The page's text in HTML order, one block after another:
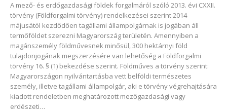
A mező- és erdőgazdasági földek forgalmáról szóló 2013. évi CXXII.
törvény (Földforgalmi törvény) rendelkezései szerint 2014
májusától kezdődően tagállami állampolgárnak is jogában áll
termőföldet szerezni Magyarország területén. Amennyiben a
magánszemély földművesnek minősül, 300 hektárnyi föld
tulajdonjogának megszerzésére van lehetőség a Földforgalmi
törvény 16. § (1) bekezdése szerint. Földműves a törvény szerint:
Magyarországon nyilvántartásba vett belföldi természetes
személy, illetve tagállami állampolgár, aki e törvény végrehajtására
kiadott rendeletben meghatározott mezőgazdasági vagy
erdészeti…